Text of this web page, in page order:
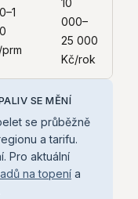
10
000–
25 000
Kč/rok
SE MĚNÍ
se průběžně
a tarifu.
Pro aktuální
na topení a